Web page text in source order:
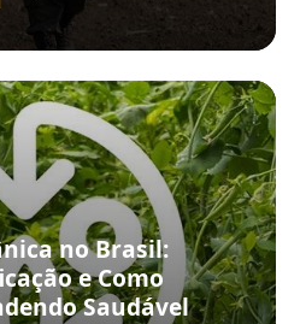
no Brasil:
e Como
Saudável